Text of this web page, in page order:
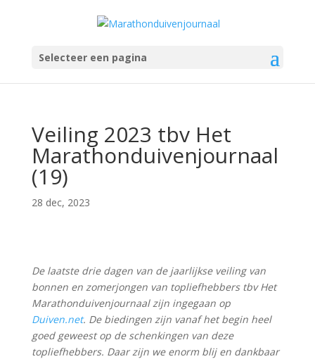
Selecteer een pagina
Veiling 2023 tbv Het
Marathonduivenjournaal
(19)
28 dec, 2023
De laatste drie dagen van de jaarlijkse veiling van
bonnen en zomerjongen van topliefhebbers tbv Het
Marathonduivenjournaal zijn ingegaan op
Duiven.net. De biedingen zijn vanaf het begin heel
goed geweest op de schenkingen van deze
topliefhebbers. Daar zijn we enorm blij en dankbaar